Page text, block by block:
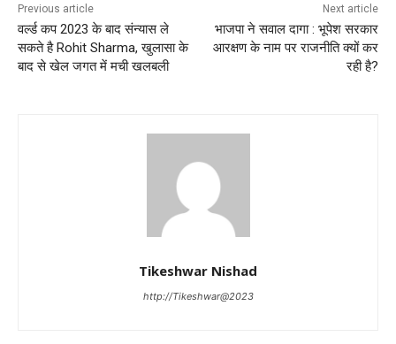
Previous article
वर्ल्ड कप 2023 के बाद संन्यास ले
सकते है Rohit Sharma, खुलासा के
बाद से खेल जगत में मची खलबली
Next article
भाजपा ने सवाल दागा : भूपेश सरकार
आरक्षण के नाम पर राजनीति क्यों कर
रही है?
Tikeshwar Nishad
http://Tikeshwar@2023